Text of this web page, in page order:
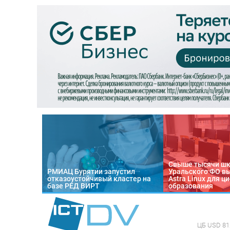
РМИАЦ Бурятии запустил
отказоустойчивый кластер на
базе РЕД ВИРТ
Свыше тысячи
Уральского ФО
Astra Linux для
образования
ЦБ USD